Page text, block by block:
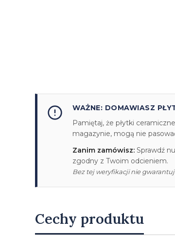
WAŻNE: DOMAWIASZ
Pamiętaj, że płytki
magazynie, mogą nie
Zanim zamówisz: Sprawdź
zgodny z Twoim odcieniem.
Bez tej weryfikacji nie
Cechy produktu